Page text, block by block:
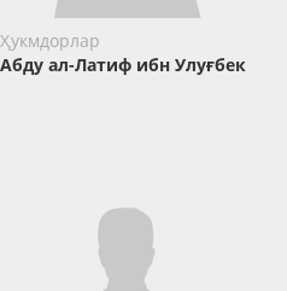
Ҳукмдорлар
Абду ал-Латиф ибн Улуғбек